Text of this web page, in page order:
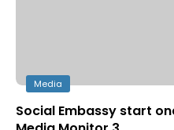
Media
Social Embassy start